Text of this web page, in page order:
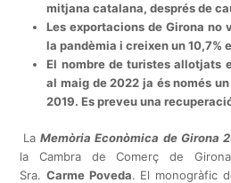
mitjana catalana, després de
Les exportacions de Girona no
la pandèmia i creixen un 10,7%
El nombre de turistes allotjats
al maig de 2022 ja és només
2019. Es preveu una
LaMemòria Econòmica de Girona
la Cambra de Comerç de
Sra.Carme Poveda. El monogràfic